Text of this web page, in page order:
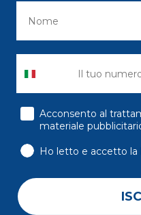
consenso
Acconsento al
materiale
Ho letto e accetto la